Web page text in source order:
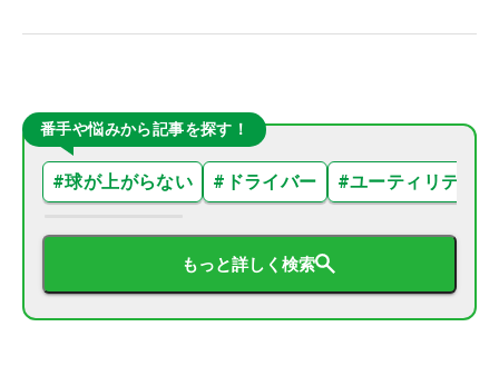
番手や悩みから記事を探す！
#球が上がらない # ドライバー #ユーティリティ
もっと詳しく検索